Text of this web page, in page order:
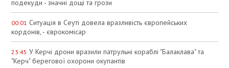
подекуди - значні дощі та грози
00:01 Ситуація в Сеуті довела вразливість європейських
кордонів, - єврокомісар
23:45 У Керчі дрони вразили патрульні кораблі "Балаклава" та
"Керч" берегової охорони окупантів